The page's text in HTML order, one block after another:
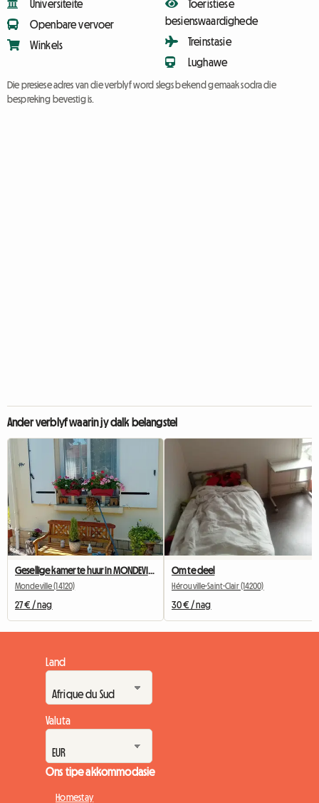
Universiteite
Openbare vervoer
Winkels
Toeristiese
besienswaardighede
Treinstasie
Lughawe
Die presiese adres van die verblyf word slegs bekend gemaak sodra die
bespreking bevestig is.
Ander verblyf waarin jy dalk belangstel
Gesellige kamer te huur in MONDEVILLE 14 naby CAEN
Mondeville (14120)
27 € / nag
Om te deel
Hérouville-Saint-Clair (14200)
30 € / nag
Land
Valuta
Ons tipe akkommodasie
Homestay